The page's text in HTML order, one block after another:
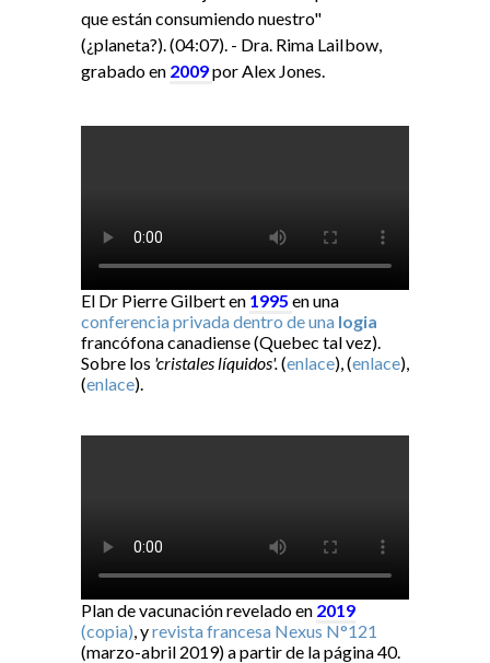
que están consumiendo nuestro"
(¿planeta?). (04:07). - Dra. Rima LaiIbow,
grabado en 2009por Alex Jones.
El Dr Pierre Gilbert en 1995 en una
conferencia privada dentro de una logia
francófona canadiense (Quebec tal vez).
Sobre los 'cristales líquidos'.(enlace), (enlace),
(enlace).
Plan de vacunación revelado en 2019
(copia), yrevista francesa Nexus N°121
(marzo-abril 2019) a partir de la página 40.